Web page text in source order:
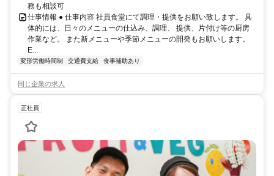
務も相談可
仕事情報 ● 仕事内容 社員食堂にて調理・提供をお願い致します。 具
体的には、日々のメニューの仕込み、調理、 提供、片付け等の厨房
作業など。 また新メニューや季節メニューの開発もお願いします。
E...
変形労働時間制 交通費支給 食事補助あり
同じ企業の求人
正社員